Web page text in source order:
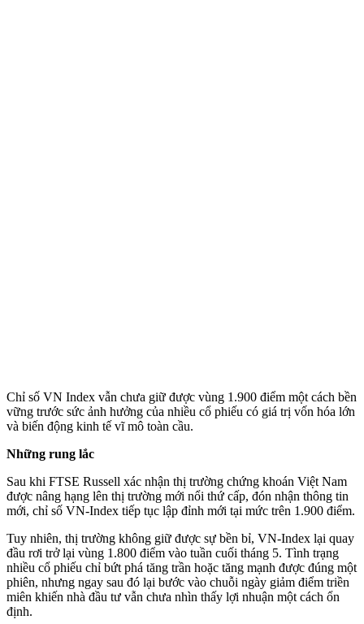
Chỉ số VN Index vẫn chưa giữ được vùng 1.900 điểm một cách bền
vững trước sức ảnh hưởng của nhiều cổ phiếu có giá trị vốn hóa lớn
và biến động kinh tế vĩ mô toàn cầu.
Những rung lắc
Sau khi FTSE Russell xác nhận thị trường chứng khoán Việt Nam
được nâng hạng lên thị trường mới nổi thứ cấp, đón nhận thông tin
mới, chỉ số VN-Index tiếp tục lập đỉnh mới tại mức trên 1.900 điểm.
Tuy nhiên, thị trường không giữ được sự bền bỉ, VN-Index lại quay
đầu rơi trở lại vùng 1.800 điểm vào tuần cuối tháng 5. Tình trạng
nhiều cổ phiếu chỉ bứt phá tăng trần hoặc tăng mạnh được đúng một
phiên, nhưng ngay sau đó lại bước vào chuỗi ngày giảm điểm triền
miên khiến nhà đầu tư vẫn chưa nhìn thấy lợi nhuận một cách ổn
định.